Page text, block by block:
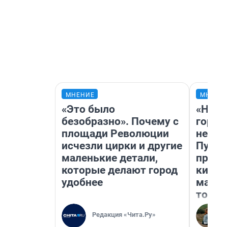
МНЕНИЕ
«Это было
безобразно». Почему с
площади Революции
исчезли цирки и другие
маленькие детали,
которые делают город
удобнее
Редакция «Чита.Ру»
«Нет
того